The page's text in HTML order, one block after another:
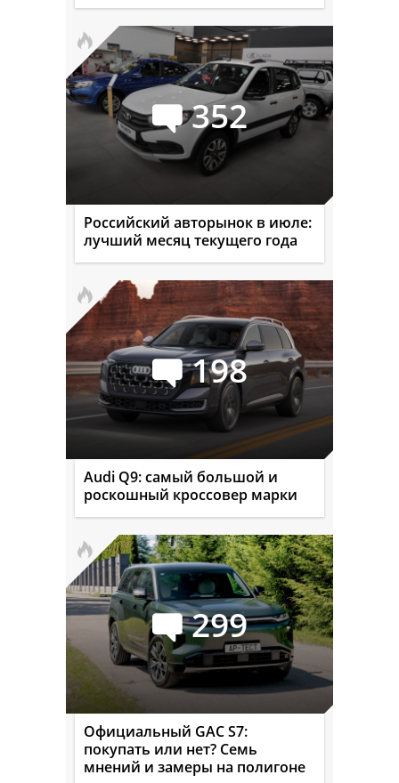
352
Российский авторынок в июле:
лучший месяц текущего года
198
Audi Q9: самый большой и
роскошный кроссовер марки
299
Официальный GAC S7:
покупать или нет? Семь
мнений и замеры на полигоне